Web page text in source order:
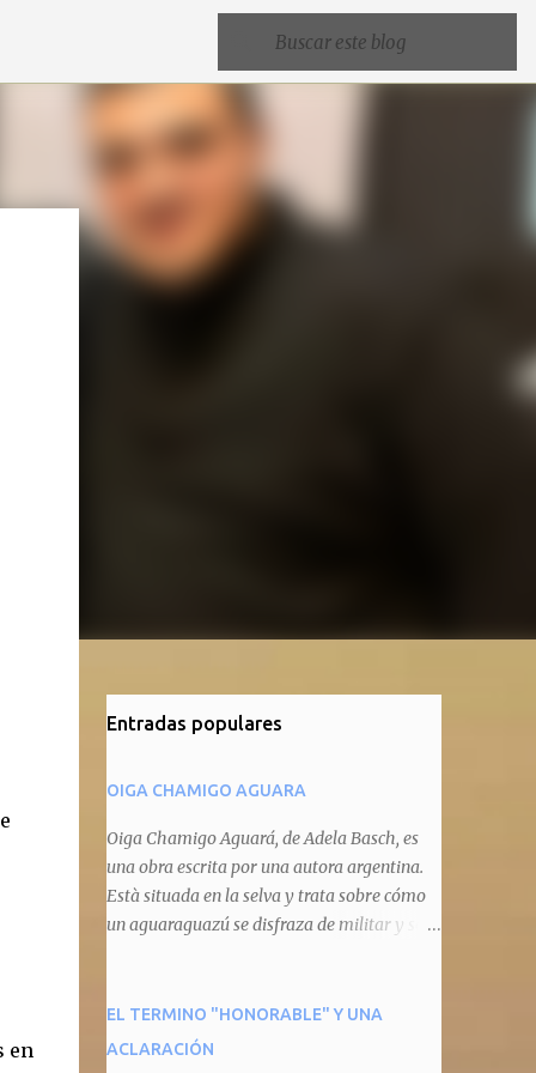
en
Entradas populares
OIGA CHAMIGO AGUARA
Oiga Chamigo Aguará, de Adela Basch, es
una obra escrita por una autora argentina.
Està situada en la selva y trata sobre cómo
un aguaraguazú se disfraza de militar y se
animal que pretenda circular por ahí. En
primera instancia aparece Teteu, el tero,
EL TERMINO "HONORABLE" Y UNA
ACLARACIÓN